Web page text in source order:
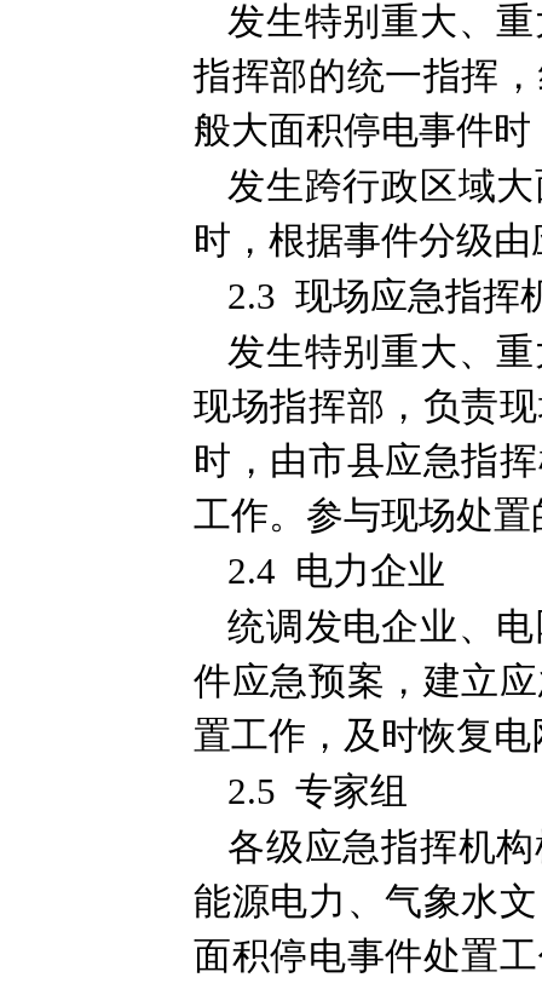
发生特别重大、
指挥部的统一指挥
般大面积停电事件
发生跨行政区域
时，根据事件分级
2.3 现场应急指挥
发生特别重大、
现场指挥部，负责
时，由市县应急指
工作。参与现场处
2.4 电力企业
统调发电企业、
件应急预案，建立
置工作，及时恢复
2.5 专家组
各级应急指挥机
能源电力、气象水
面积停电事件处置